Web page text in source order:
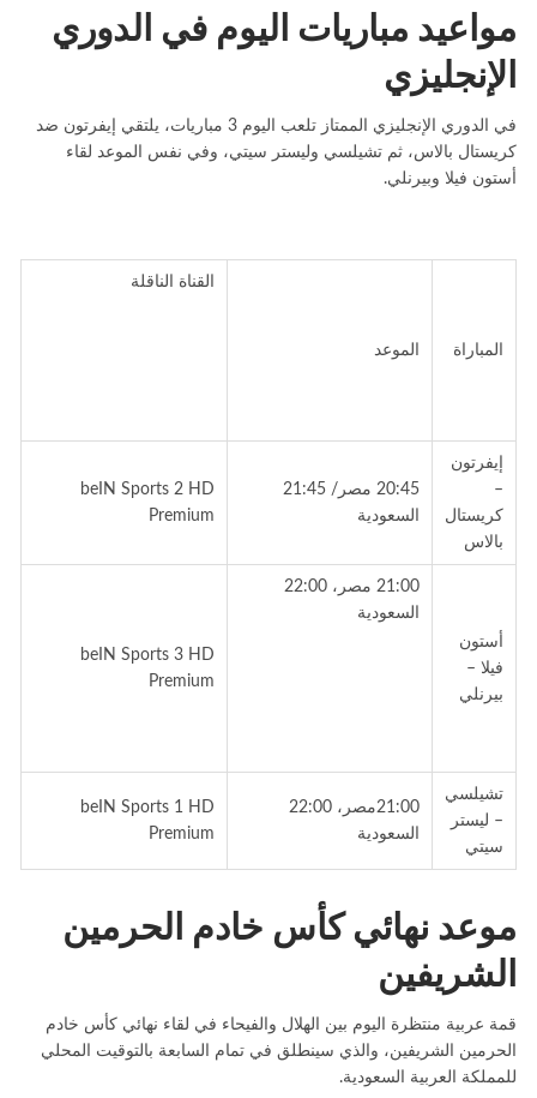
مواعيد مباريات اليوم في الدوري
الإنجليزي
في الدوري الإنجليزي الممتاز تلعب اليوم 3 مباريات، يلتقي إيفرتون ضد
كريستال بالاس، ثم تشيلسي وليستر سيتي، وفي نفس الموعد لقاء
أستون فيلا وبيرنلي.
المباراة الموعد
القناة الناقلة
إيفرتون
كريستال
بالاس
20:45 مصر/ 21:45
السعودية
beIN Sports 2 HD
Premium
أستون
فيلا –
بيرنلي
21:00 مصر، 22:00
السعودية
beIN Sports 3 HD
Premium
تشيلسي
– ليستر
سيتي
21:00مصر، 22:00
السعودية
beIN Sports 1 HD
Premium
موعد نهائي كأس خادم الحرمين
الشريفين
قمة عربية منتظرة اليوم بين الهلال والفيحاء في لقاء نهائي كأس خادم
الحرمين الشريفين، والذي سينطلق في تمام السابعة بالتوقيت المحلي
للمملكة العربية السعودية.